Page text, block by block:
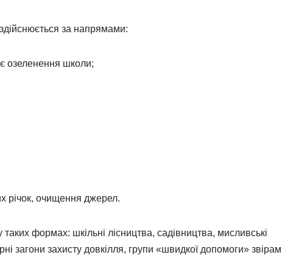
за напрямами:
озеленення школи;
річок, очищення джерел.
формах: шкільні лісництва, садівництва, мисливські
загони захисту довкілля, групи «швидкої допомоги» звірам